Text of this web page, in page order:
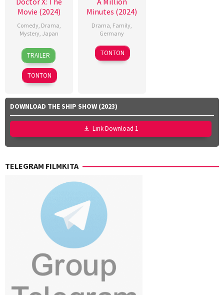
Movie (2024)
Comedy, Drama
Mystery, Japan
6
Dec
2024
Naoki
Tamura
TRAILER
TONTON
Minutes (2024)
Drama Family
Germany
1
Feb
Christopher
Doll,
Kreuzpaintner
TONTON
DOWNLOAD THE SHIP SHOW (2023)
Link Download 1
TELEGRAM FILMKITA